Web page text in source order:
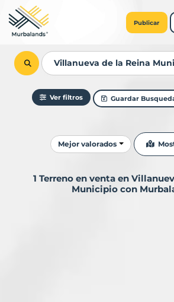
Publicar
Ver filtros Guardar
Ordenar resultados
Mejor valorados
1 Terreno en venta en
Municipio con